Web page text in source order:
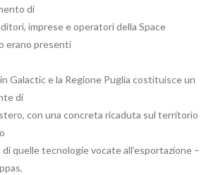
di
imprese e operatori della Space
erano presenti
Galactic e la Regione Puglia costituisce un
di
con una concreta ricaduta sul territorio
quelle tecnologie vocate all’esportazione –